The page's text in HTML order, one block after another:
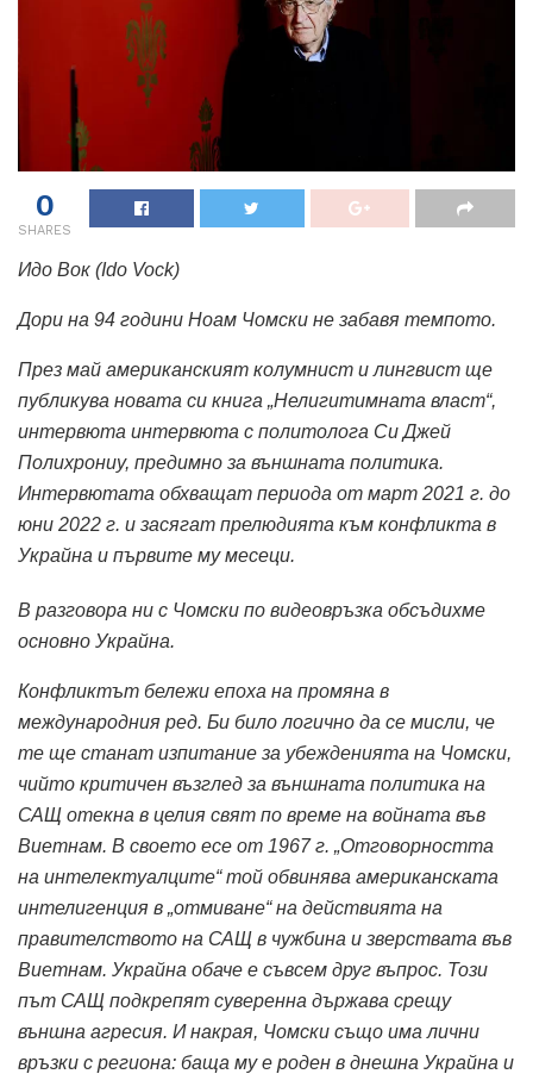
0
SHARES
Идо Вок (Ido Vock)
Дори на 94 години Ноам Чомски не забавя темпото.
През май американският колумнист и лингвист ще
публикува новата си книга „Нелигитимната власт“,
интервюта интервюта с политолога Си Джей
Полихрониу, предимно за външната политика.
Интервютата обхващат периода от март 2021 г. до
юни 2022 г. и засягат прелюдията към конфликта в
Украйна и първите му месеци.
В разговора ни с Чомски по видеовръзка обсъдихме
основно Украйна.
Конфликтът бележи епоха на промяна в
международния ред. Би било логично да се мисли, че
те ще станат изпитание за убежденията на Чомски,
чийто критичен възглед за външната политика на
САЩ отекна в целия свят по време на войната във
Виетнам. В своето есе от 1967 г. „Отговорността
на интелектуалците“ той обвинява американската
интелигенция в „отмиване“ на действията на
правителството на САЩ в чужбина и зверствата във
Виетнам. Украйна обаче е съвсем друг въпрос. Този
път САЩ подкрепят суверенна държава срещу
външна агресия. И накрая, Чомски също има лични
връзки с региона: баща му е роден в днешна Украйна и